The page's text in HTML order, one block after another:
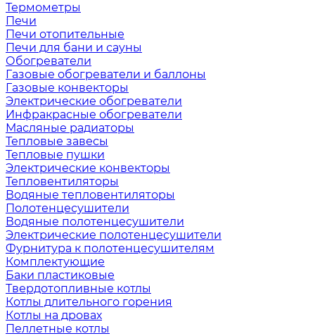
Термометры
Печи
Печи отопительные
Печи для бани и сауны
Обогреватели
Газовые обогреватели и баллоны
Газовые конвекторы
Электрические обогреватели
Инфракрасные обогреватели
Масляные радиаторы
Тепловые завесы
Тепловые пушки
Электрические конвекторы
Тепловентиляторы
Водяные тепловентиляторы
Полотенцесушители
Водяные полотенцесушители
Электрические полотенцесушители
Фурнитура к полотенцесушителям
Комплектующие
Баки пластиковые
Твердотопливные котлы
Котлы длительного горения
Котлы на дровах
Пеллетные котлы